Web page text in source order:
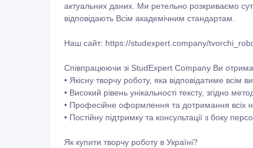
актуальних даних. Ми ретельно розкриваємо
відповідають Всім академічним стандартам.
Наш сайт: https://studexpert.company/
Співпрацюючи зі StudExpert Company Ви
• Якісну творчу роботу, яка відповідатиме всім
• Високий рівень унікальності тексту, згідно
• Професійне оформлення та дотримання всіх
• Постійну підтримку та консультації з боку
Як купити творчу роботу в Україні?